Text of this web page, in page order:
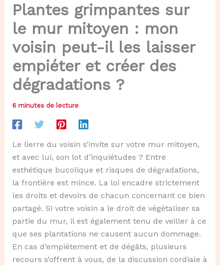
Plantes grimpantes sur
le mur mitoyen : mon
voisin peut-il les laisser
empiéter et créer des
dégradations ?
6 minutes de lecture
Le lierre du voisin s’invite sur votre mur mitoyen,
et avec lui, son lot d’inquiétudes ? Entre
esthétique bucolique et risques de dégradations,
la frontière est mince. La loi encadre strictement
les droits et devoirs de chacun concernant ce bien
partagé. Si votre voisin a le droit de végétaliser sa
partie du mur, il est également tenu de veiller à ce
que ses plantations ne causent aucun dommage.
En cas d’empiètement et de dégâts, plusieurs
recours s’offrent à vous, de la discussion cordiale à